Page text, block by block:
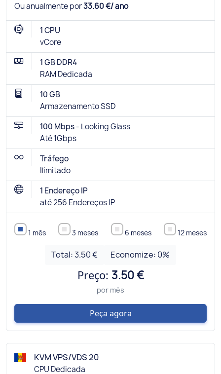
Ou anualmente por33.60 €/ ano
1 CPU
vCore
1 GB DDR4
RAM Dedicada
10 GB
Armazenamento SSD
100 Mbps - Looking Glass
Até 1Gbps
Tráfego
Ilimitado
1 Endereço IP
até 256 Endereços IP
1 mês 3 meses 6 meses 12 meses
Total:3.50 € Economize: 0%
Preço: 3.50 €
por mês
Peça agora
KVM VPS/VDS 20
CPU Dedicada